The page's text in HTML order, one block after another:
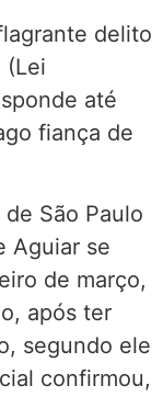
delito
(Lei
até
fiança de
São Paulo
Aguiar se
de março,
após ter
segundo ele
confirmou,